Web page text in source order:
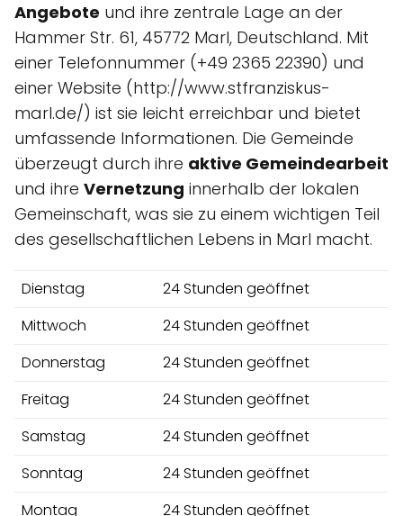
Angebote und ihre zentrale Lage an der
Hammer Str. 61, 45772 Marl, Deutschland. Mit
einer Telefonnummer (+49 2365 22390) und
einer Website (http://www.stfranziskus-
marl.de/) ist sie leicht erreichbar und bietet
umfassende Informationen. Die Gemeinde
überzeugt durch ihre aktive Gemeindearbeit
und ihre Vernetzung innerhalb der lokalen
Gemeinschaft, was sie zu einem wichtigen Teil
des gesellschaftlichen Lebens in Marl macht.
Dienstag
24 Stunden geöffnet
Mittwoch
24 Stunden geöffnet
Donnerstag
24 Stunden geöffnet
Freitag
24 Stunden geöffnet
Samstag
24 Stunden geöffnet
Sonntag
24 Stunden geöffnet
Montag
24 Stunden geöffnet